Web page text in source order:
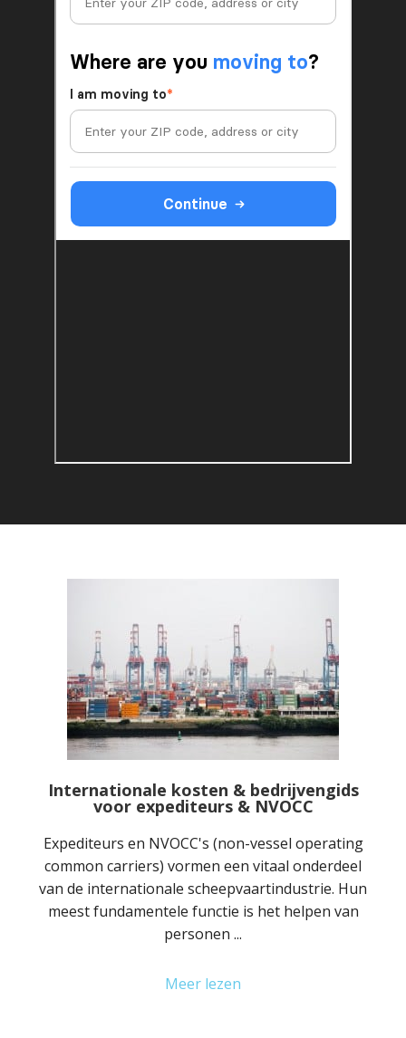
Internationale kosten & bedrijvengids
voor expediteurs & NVOCC
Expediteurs en NVOCC's (non-vessel operating
common carriers) vormen een vitaal onderdeel
van de internationale scheepvaartindustrie. Hun
meest fundamentele functie is het helpen van
personen ...
Meer lezen